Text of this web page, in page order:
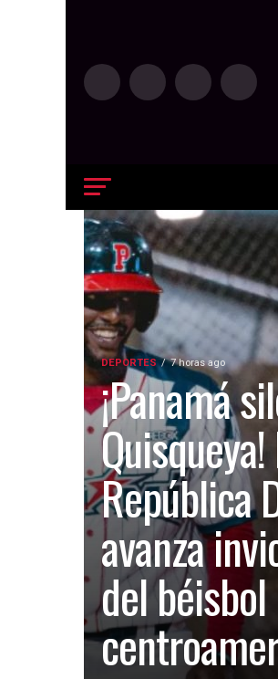
DEPORTES 7 horas ago
¡Panamá
República
avanza
del béisbol